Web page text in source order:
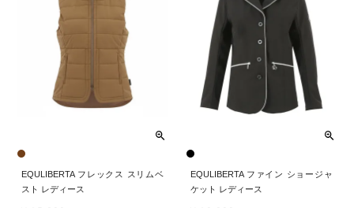
EQULIBERTA フレックス スリムベ
スト レディース
EQULIBERTA ファイン ショージャ
ケット レディース